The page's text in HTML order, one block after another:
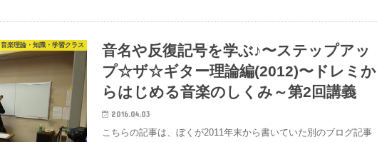
音楽理論・知識・学習クラス
音名や反復記号を学ぶ♪〜ステップアッ
プ☆ザ☆ギター理論編(2012)〜ドレミか
らはじめる音楽のしくみ～第2回講義
2016.04.03
こちらの記事は、ぼくが2011年末から書いていた別のブログ記事